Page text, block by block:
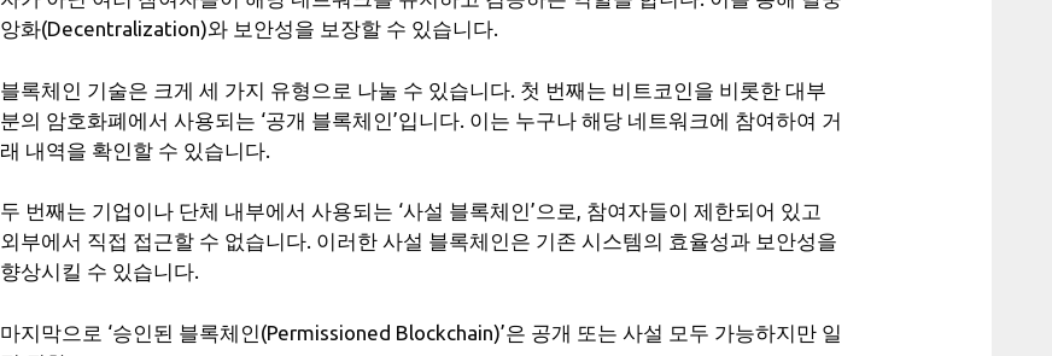
앙화(Decentralization)와 보안성을 보장할 수 있습니다.
블록체인 기술은 크게 세 가지 유형으로 나눌 수 있습니다. 첫 번째는 비트코인을 비롯한 대부
분의 암호화폐에서 사용되는 ‘공개 블록체인’입니다. 이는 누구나 해당 네트워크에 참여하여 거
래 내역을 확인할 수 있습니다.
두 번째는 기업이나 단체 내부에서 사용되는 ‘사설 블록체인’으로, 참여자들이 제한되어 있고
외부에서 직접 접근할 수 없습니다. 이러한 사설 블록체인은 기존 시스템의 효율성과 보안성을
향상시킬 수 있습니다.
마지막으로 ‘승인된 블록체인(Permissioned Blockchain)’은 공개 또는 사설 모두 가능하지만 일